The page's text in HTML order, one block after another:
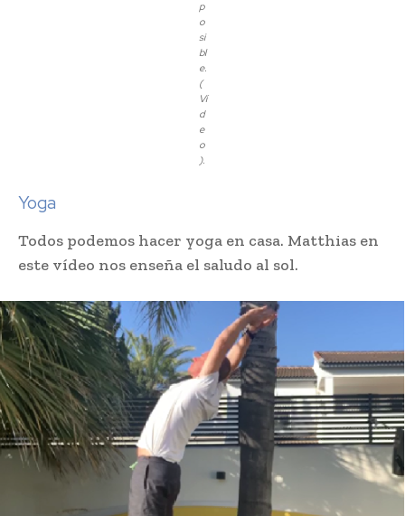
p
o
si
bl
e.
(
Ví
d
e
o
).
Yoga
Todos podemos hacer yoga en casa. Matthias en
este vídeo nos enseña el saludo al sol.